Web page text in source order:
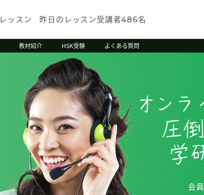
レッスン 昨日のレッスン受講者486名
教材紹介 HSK受験 よくある質問
オンラ
圧
学
会